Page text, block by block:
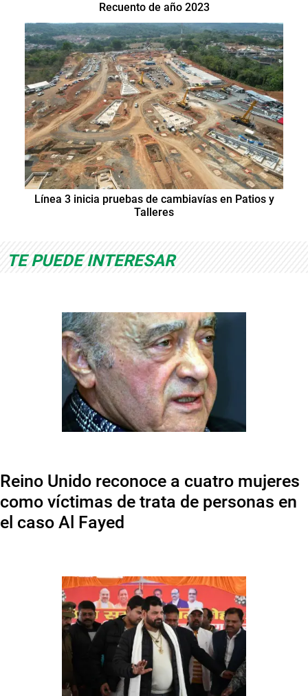
Recuento de año 2023
Línea 3 inicia pruebas de cambiavías en Patios y
Talleres
TE PUEDE INTERESAR
Reino Unido reconoce a cuatro mujeres
como víctimas de trata de personas en
el caso Al Fayed